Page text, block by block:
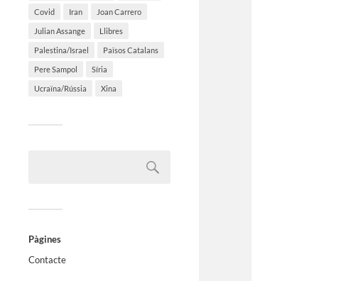
Covid Iran Joan Carrero
Julian Assange Llibres
Palestina/Israel Països Catalans
Pere Sampol Síria
Ucraïna/Rússia Xina
Pàgines
Contacte